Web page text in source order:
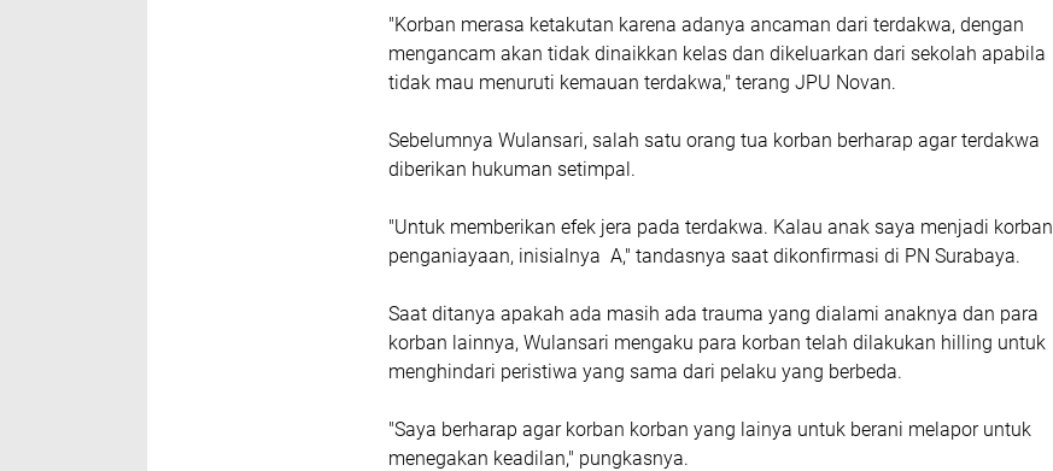
"Korban merasa ketakutan karena adanya ancaman dari terdakwa, dengan
mengancam akan tidak dinaikkan kelas dan dikeluarkan dari sekolah apabila
tidak mau menuruti kemauan terdakwa," terang JPU Novan.
Sebelumnya Wulansari, salah satu orang tua korban berharap agar terdakwa
diberikan hukuman setimpal.
"Untuk memberikan efek jera pada terdakwa. Kalau anak saya menjadi korban
penganiayaan, inisialnya A," tandasnya saat dikonfirmasi di PN Surabaya.
Saat ditanya apakah ada masih ada trauma yang dialami anaknya dan para
korban lainnya, Wulansari mengaku para korban telah dilakukan hilling untuk
menghindari peristiwa yang sama dari pelaku yang berbeda.
"Saya berharap agar korban korban yang lainya untuk berani melapor untuk
menegakan keadilan," pungkasnya.